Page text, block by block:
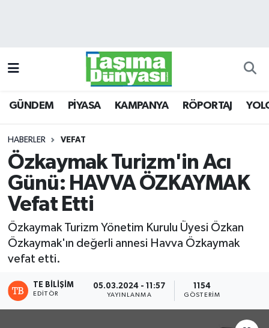
GÜNDEM PİYASA KAMPANYA RÖPORTAJ
HABERLER VEFAT
Özkaymak Turizm'in Acı
Günü: HAVVA ÖZKAYMAK
Vefat Etti
Özkaymak Turizm Yönetim Kurulu Üyesi Özkan
Özkaymak'ın değerli annesi Havva Özkaymak
vefat etti.
TE BILIŞIM
EDITÖR
05.03.2024 - 11:57
YAYINLANMA
1154
GÖSTERIM
KAMPANYA
RÖPORTAJ
YOLCU TAŞIMA
LOJİSTİK
E-GAZETE
TAŞITLAR
Trafik Durumu
Süper Lig Puan Durumu ve Fikstür
Tüm Manşetler
Son Dakika Haberleri
Haber Arşivi